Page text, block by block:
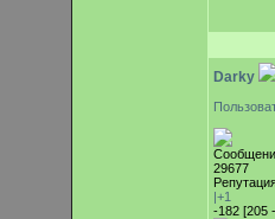
Darky
29677
|+1
-182 [205